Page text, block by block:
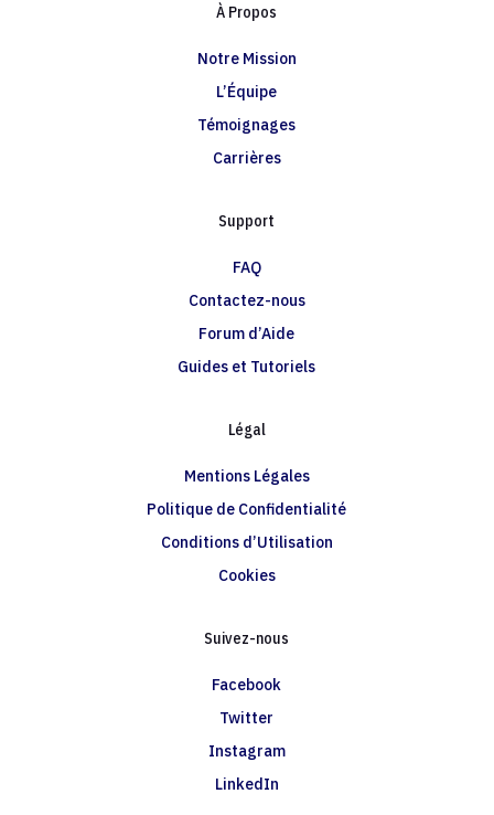
À Propos
Notre Mission
L’Équipe
Témoignages
Carrières
Support
FAQ
Contactez-nous
Forum d’Aide
Guides et Tutoriels
Légal
Mentions Légales
Politique de Confidentialité
Conditions d’Utilisation
Cookies
Suivez-nous
Facebook
Twitter
Instagram
LinkedIn